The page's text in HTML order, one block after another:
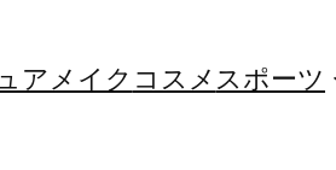
アメイク コスメ スポーツ